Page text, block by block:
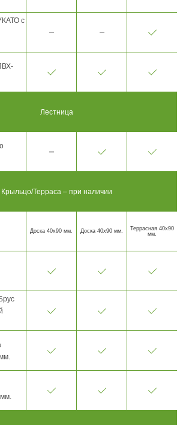
с
Лестница
Крыльцо/Терраса – при наличии
Доска 40х90 мм. Доска 40х90 мм.
Террасная 40х90
мм.